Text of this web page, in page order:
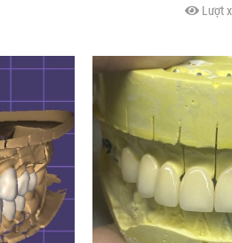
Lượt